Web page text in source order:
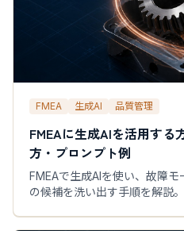
FMEA 生成AI 品質管理
FMEAに生成AIを活用する
方・プロンプト例
FMEAで生成AIを使い、故障
の候補を洗い出す手順を解説